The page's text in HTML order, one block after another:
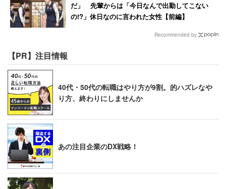
だ」 先輩からは「今日なんで出勤してこない
の!?」休日なのに言われた女性【前編】
Recommended by
【PR】注目情報
40代・50代の転職はやり方が9割。的ハズレなや
り方、終わりにしませんか
あの注目企業のDX戦略！